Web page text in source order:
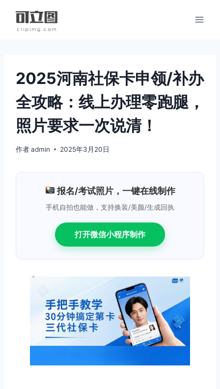
2025河南社保卡申领/补办
全攻略：线上办理零跑腿，
照片要求一次说清！
作者admin 2025年3月20日
报名/考试照片，一键在线制作
手机自拍也能做，支持换装/美颜/生成回执
打开微信小程序制作